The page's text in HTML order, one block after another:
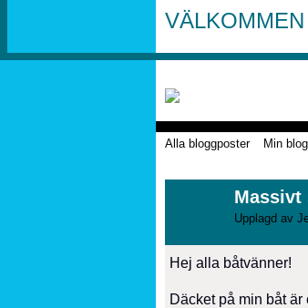
Alla bloggposter Min
Massivt
Upplagd av
Hej alla båtvänner!
Däcket på min båt